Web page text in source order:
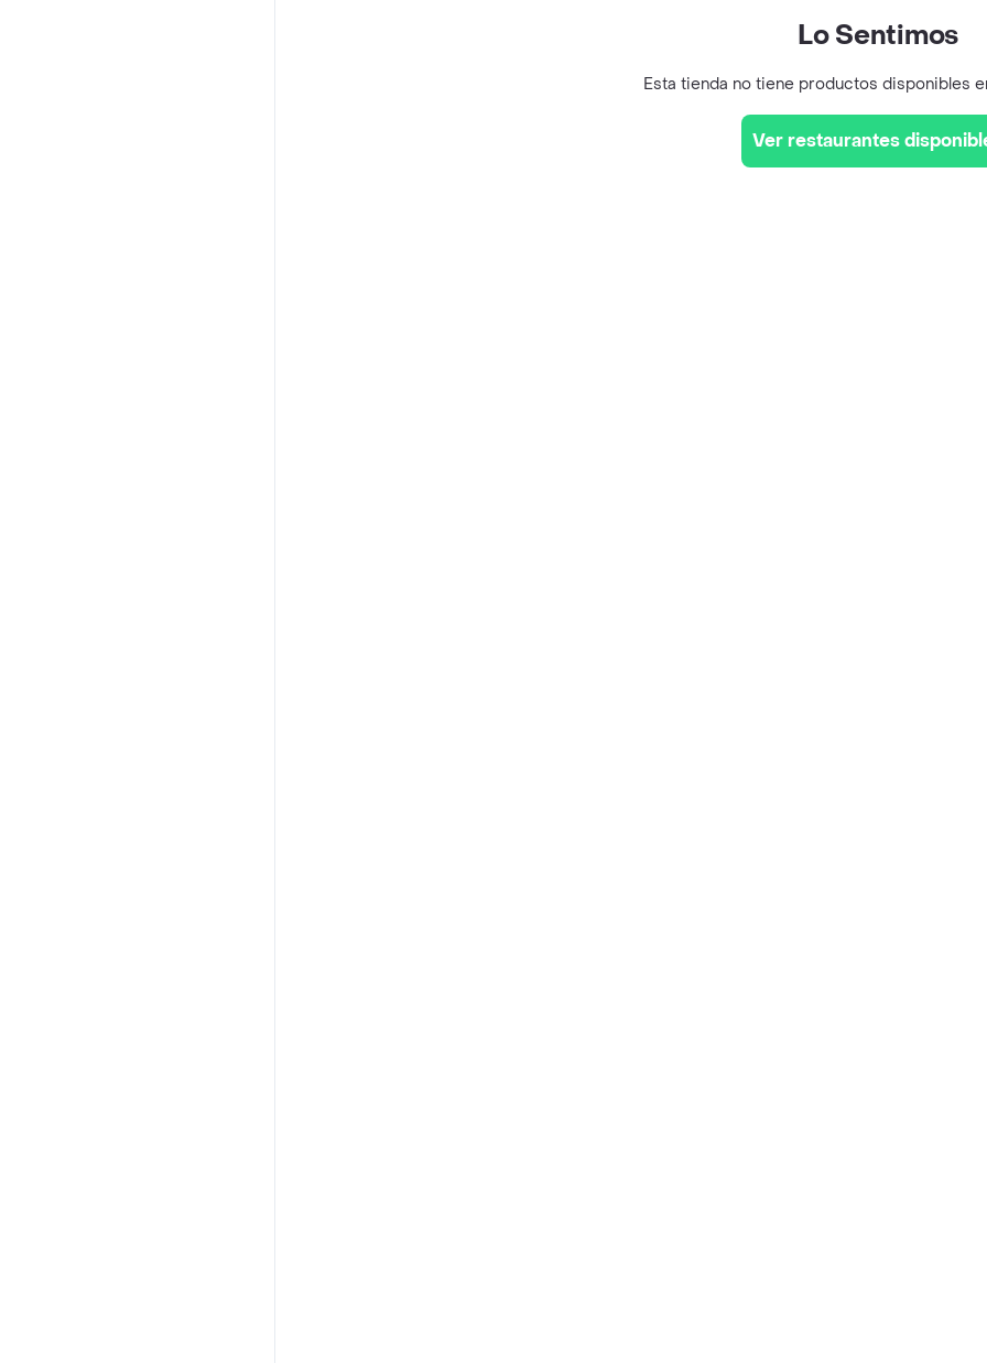
Lo Sentimos
Esta tienda no tiene productos disponibles
Ver restaurantes